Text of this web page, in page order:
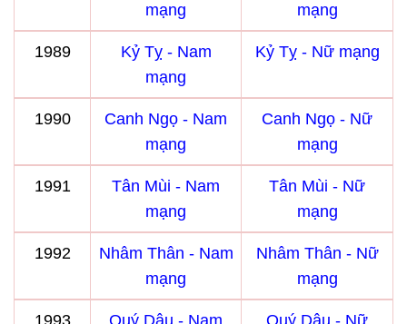
mạng
mạng
1989
Kỷ Tỵ - Nam
mạng
Kỷ Tỵ - Nữ mạng
1990
Canh Ngọ - Nam
mạng
Canh Ngọ - Nữ
mạng
1991
Tân Mùi - Nam
mạng
Tân Mùi - Nữ
mạng
1992
Nhâm Thân - Nam
mạng
Nhâm Thân - Nữ
mạng
1993
Quý Dậu - Nam
Quý Dậu - Nữ